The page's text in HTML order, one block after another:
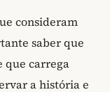
consideram
saber que
que carrega
a história e